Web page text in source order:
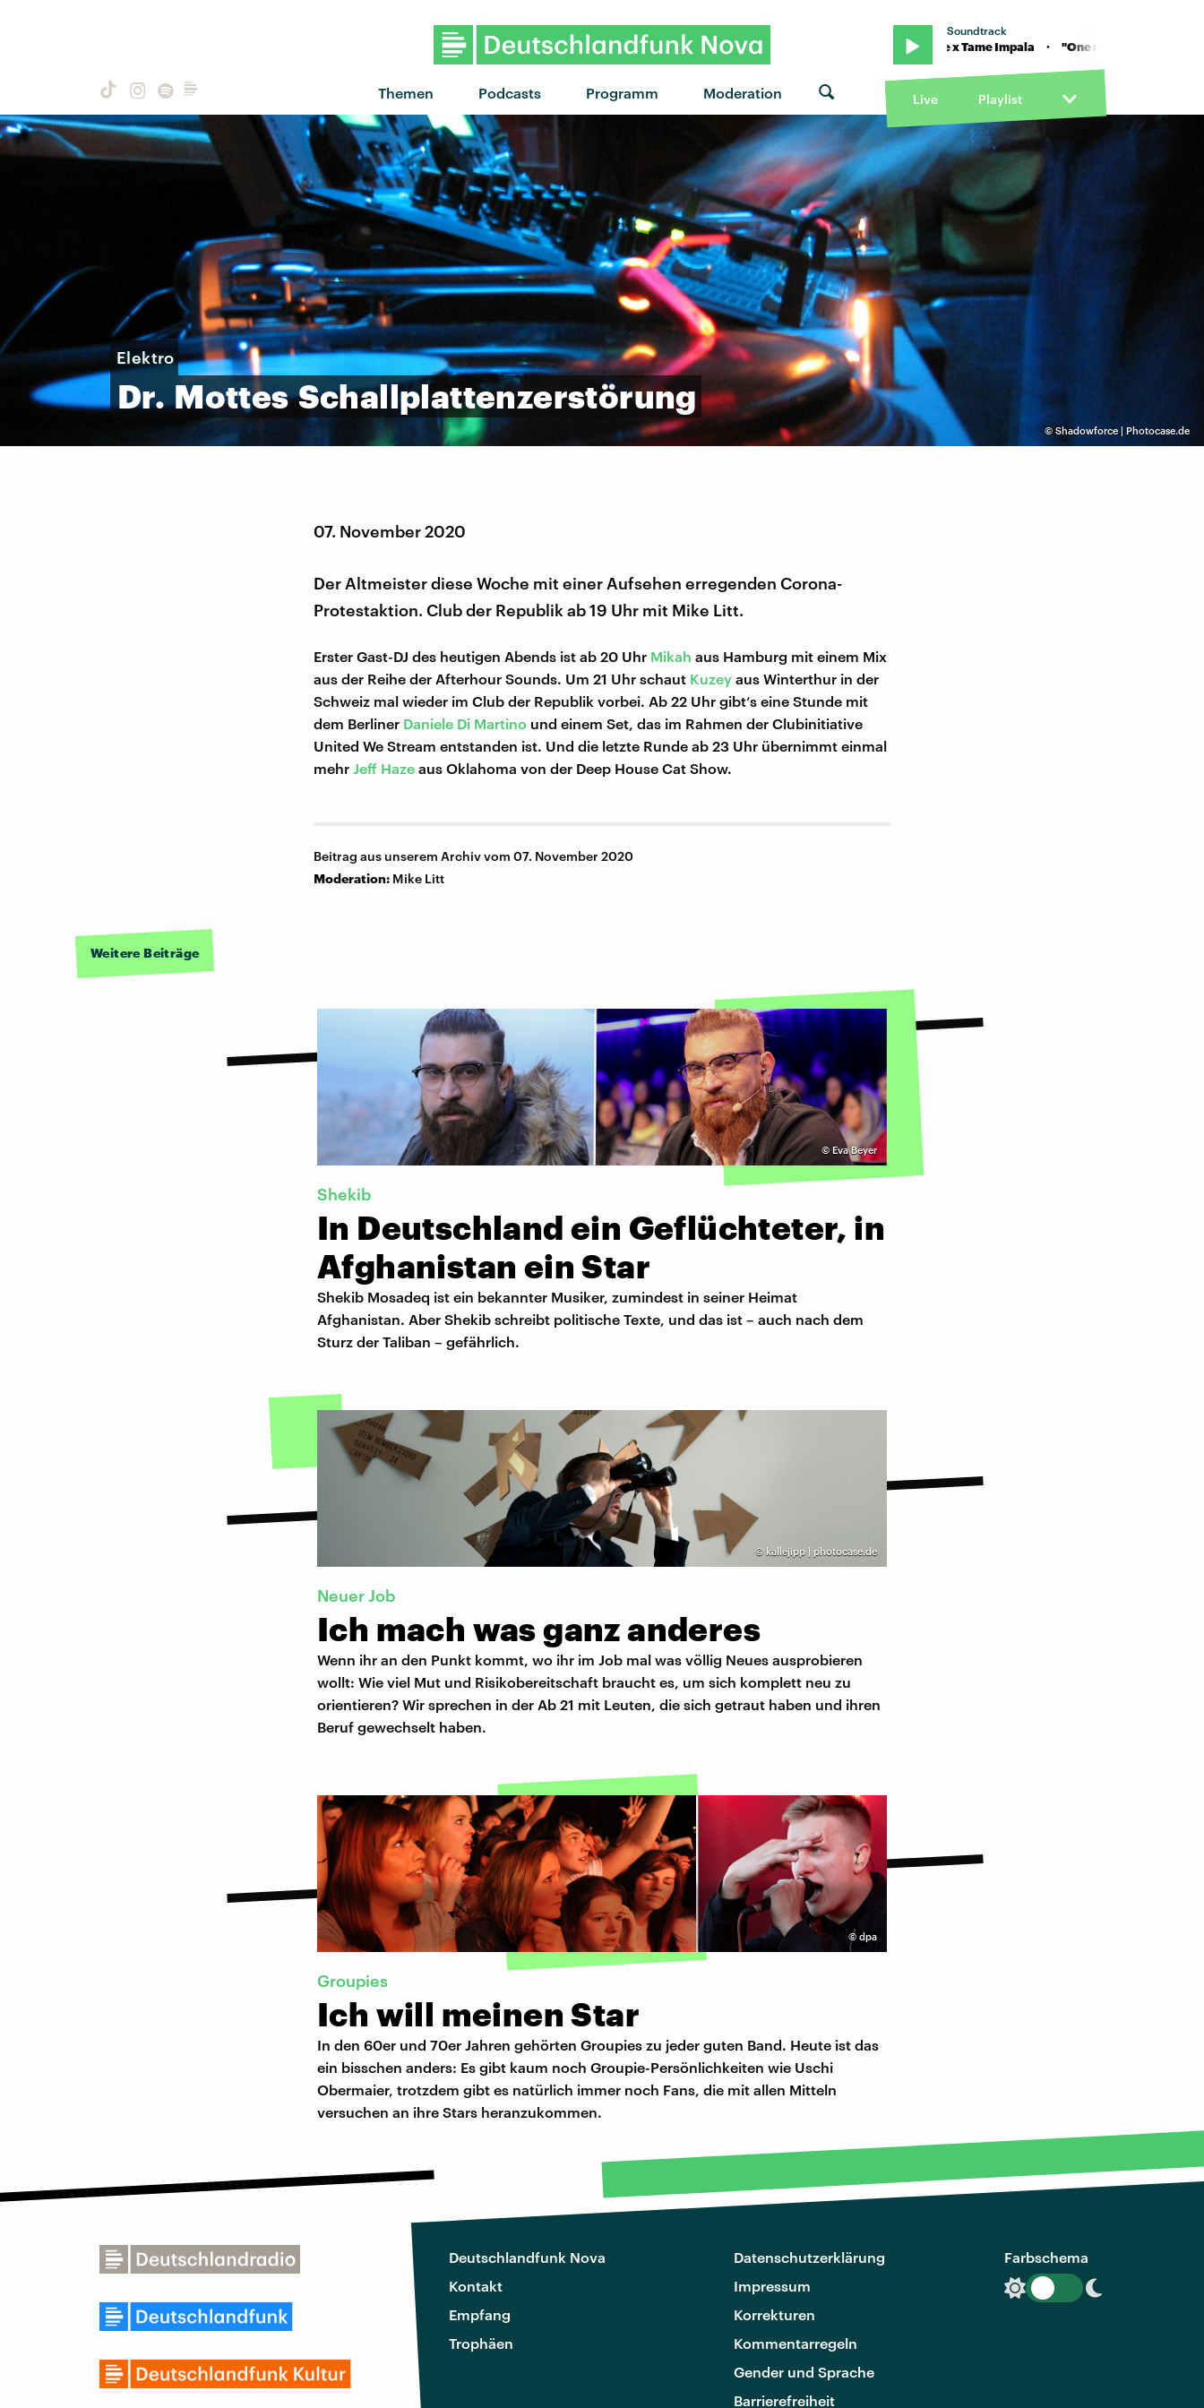
Themen Podcasts Programm Moderation
Soundtrack
"One night / All night" von Justice x Tame Impala · "One night / All night" von Justice
Live Playlist
© Shadowforce | Photocase.de
Elektro
Dr. Mottes Schallplattenzerstörung
07. November 2020
Der Altmeister diese Woche mit einer Aufsehen erregenden Corona-
Protestaktion. Club der Republik ab 19 Uhr mit Mike Litt.
Erster Gast-DJ des heutigen Abends ist ab 20 Uhr Mikah aus Hamburg mit einem Mix
aus der Reihe der Afterhour Sounds. Um 21 Uhr schaut Kuzey aus Winterthur in der
Schweiz mal wieder im Club der Republik vorbei. Ab 22 Uhr gibt‘s eine Stunde mit
dem Berliner Daniele Di Martino und einem Set, das im Rahmen der Clubinitiative
United We Stream entstanden ist. Und die letzte Runde ab 23 Uhr übernimmt einmal
mehr Jeff Haze aus Oklahoma von der Deep House Cat Show.
Beitrag aus unserem Archiv vom 07. November 2020
Moderation: Mike Litt
Weitere Beiträge
©Eva Beyer
Shekib
In Deutschland ein Geflüchteter, in
Afghanistan ein Star
Shekib Mosadeq ist ein bekannter Musiker, zumindest in seiner Heimat
Afghanistan. Aber Shekib schreibt politische Texte, und das ist – auch nach dem
Sturz der Taliban – gefährlich.
© kallejipp | photocase.de
Neuer Job
Ich mach was ganz anderes
Wenn ihr an den Punkt kommt, wo ihr im Job mal was völlig Neues ausprobieren
wollt: Wie viel Mut und Risikobereitschaft braucht es, um sich komplett neu zu
orientieren? Wir sprechen in der Ab 21 mit Leuten, die sich getraut haben und ihren
Beruf gewechselt haben.
© dpa
Groupies
Ich will meinen Star
In den 60er und 70er Jahren gehörten Groupies zu jeder guten Band. Heute ist das
ein bisschen anders: Es gibt kaum noch Groupie-Persönlichkeiten wie Uschi
Obermaier, trotzdem gibt es natürlich immer noch Fans, die mit allen Mitteln
versuchen an ihre Stars heranzukommen.
Deutschlandfunk Nova
Kontakt
Empfang
Trophäen
Datenschutzerklärung
Impressum
Korrekturen
Kommentarregeln
Gender und Sprache
Barrierefreiheit
Farbschema